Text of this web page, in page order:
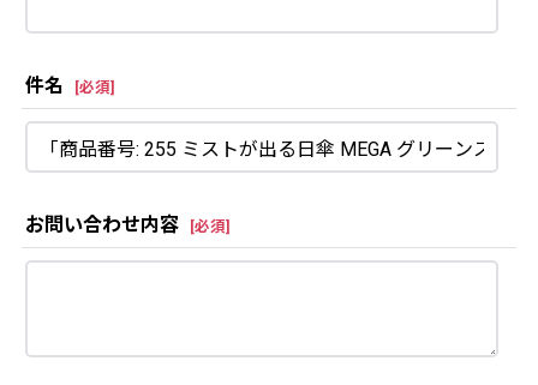
件名 [必須]
お問い合わせ内容 [必須]